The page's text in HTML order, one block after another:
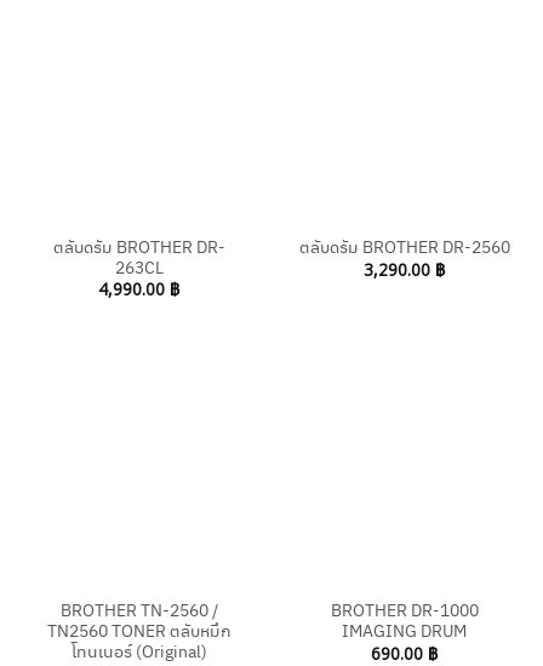
ตลับดรัม BROTHER DR-
263CL
4,990.00 ฿
ตลับดรัม BROTHER DR-2560
3,290.00 ฿
BROTHER TN-2560 /
TN2560 TONER ตลับหมึก
โทนเนอร์ (Original)
BROTHER DR-1000
IMAGING DRUM
690.00 ฿